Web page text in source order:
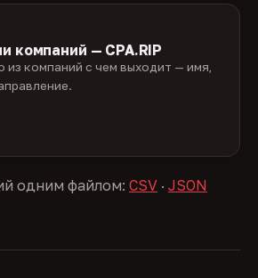
компаний — CPA.RIP
из компаний с чем выходит — имя,
одним файлом: CSV · JSON